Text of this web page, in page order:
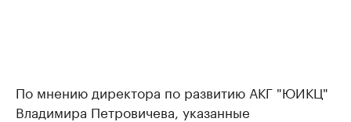
По мнению директора по развитию АКГ "ЮИКЦ"
Владимира Петровичева, указанные